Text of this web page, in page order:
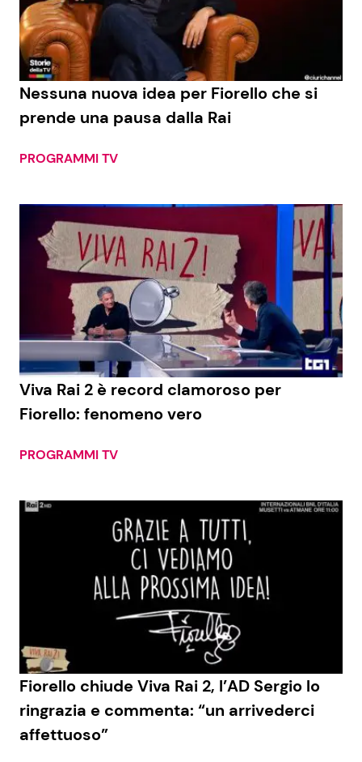
Economia
Persone Scomparse
Fiction e Serie TV
Programmi TV
ShowBiz
News Cinema
News Musica
News Spettacolo
Social News
News dal mondo
Benessere
Mondo Mamma
Viaggi e Turismo
Festività
Cucina e Ricette
Le Ricette in TV
Primi Piatti
Ricette Facili e Veloci
Ricette Feste
Ricette per Bambini
Nessuna nuova idea per Fiorello che si
prende una pausa dalla Rai
PROGRAMMI TV
Viva Rai 2 è record clamoroso per
Fiorello: fenomeno vero
PROGRAMMI TV
Fiorello chiude Viva Rai 2, l’AD Sergio lo
ringrazia e commenta: “un arrivederci
affettuoso”